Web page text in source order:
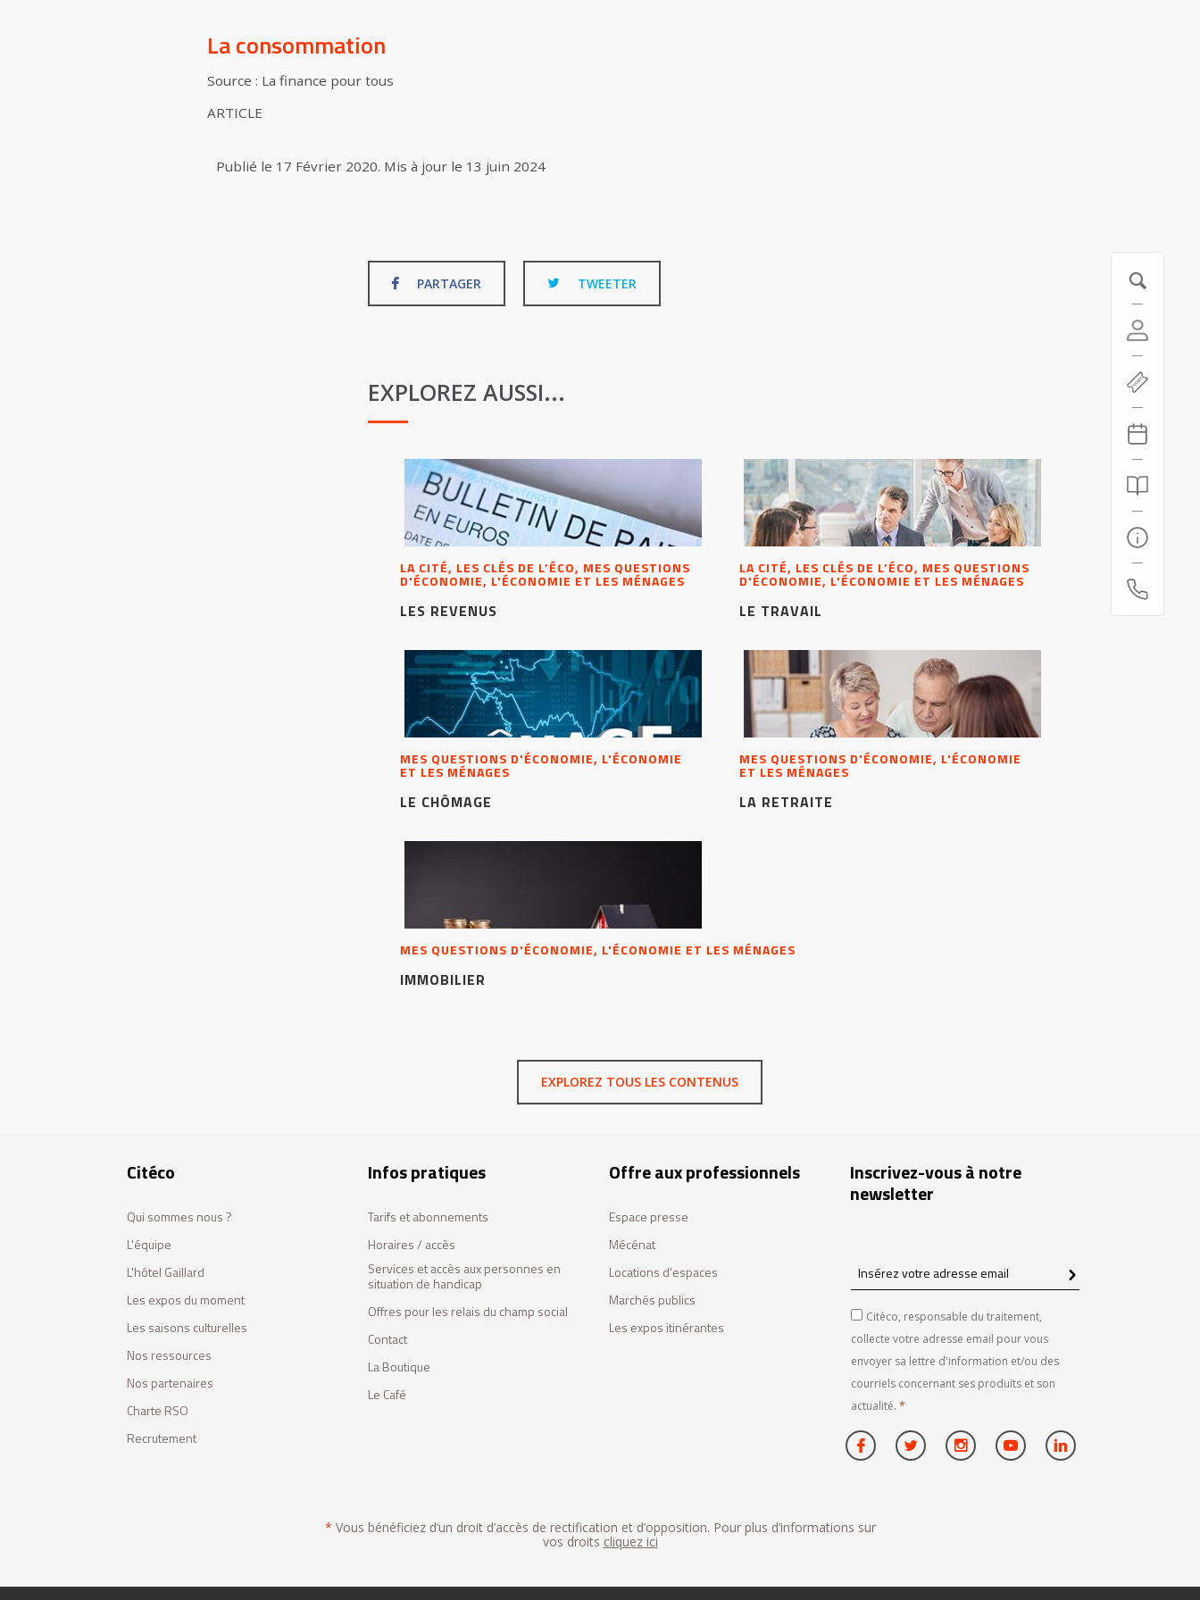
La consommation
Source : La finance pour tous
ARTICLE
Publié le 17 Février 2020. Mis à jour le 13 juin 2024
PARTAGER TWEETER
EXPLOREZ AUSSI...
LA CITÉ, LES CLÉS DE L’ÉCO, MES QUESTIONS
D'ÉCONOMIE, L'ÉCONOMIE ET LES MÉNAGES
LES REVENUS
LA CITÉ, LES CLÉS DE L’ÉCO, MES QUESTIONS
D'ÉCONOMIE, L'ÉCONOMIE ET LES MÉNAGES
LE TRAVAIL
MES QUESTIONS D'ÉCONOMIE, L'ÉCONOMIE
ET LES MÉNAGES
LE CHÔMAGE
MES QUESTIONS D'ÉCONOMIE, L'ÉCONOMIE
ET LES MÉNAGES
LA RETRAITE
MES QUESTIONS D'ÉCONOMIE, L'ÉCONOMIE ET LES MÉNAGES
IMMOBILIER
EXPLOREZ TOUS LES CONTENUS
Citéco
Qui sommes nous ?
L'équipe
L'hôtel Gaillard
Les expos du moment
Les saisons culturelles
Nos ressources
Nos partenaires
Charte RSO
Recrutement
Infos pratiques
Tarifs et abonnements
Horaires / accès
Services et accès aux personnes en
situation de handicap
Offres pour les relais du champ social
Contact
La Boutique
Le Café
Offre aux professionnels
Espace presse
Mécénat
Locations d’espaces
Marchés publics
Les expos itinérantes
Inscrivez-vous à notre
newsletter
Insérez
votre
adresse
email
Citéco, responsable du traitement,
collecte votre adresse email pour vous
envoyer sa lettre d'information et/ou des
courriels concernant ses produits et son
actualité. *
* Vous bénéficiez d’un droit d’accès de rectification et d’opposition. Pour plus d’informations sur
vos droits cliquez ici